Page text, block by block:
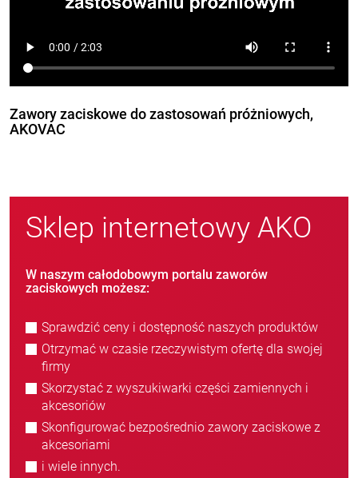
Zawory zaciskowe do zastosowań próżniowych,
AKOVAC
Sklep internetowy AKO
W naszym całodobowym portalu zaworów
zaciskowych możesz:
Sprawdzić ceny i dostępność naszych produktów
Otrzymać w czasie rzeczywistym ofertę dla swojej
firmy
Skorzystać z wyszukiwarki części zamiennych i
akcesoriów
Skonfigurować bezpośrednio zawory zaciskowe z
akcesoriami
i wiele innych.